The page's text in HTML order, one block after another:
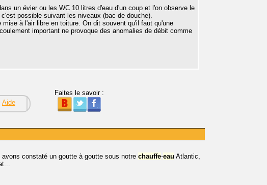
un évier ou les WC 10 litres d'eau d'un coup et l'on observe le
possible suivant les niveaux (bac de douche).
à l'air libre en toiture. On dit souvent qu'il faut qu'une
important ne provoque des anomalies de débit comme
Aide
Faites le savoir :
constaté un goutte à goutte sous notre chauffe-eau Atlantic,